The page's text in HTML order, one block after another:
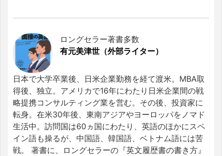
ロングセラー著書多数
有元美津世（外部ライター）
日本で大学卒業後、日米企業勤務を経て渡米。MBA取
得後、独立。アメリカで16年にわたり日米企業間の戦
略提携コンサルティング業を営む。その後、投資家に
転身。在米30年後、東南アジアやヨーロッパをノマド
生活中。訪問国は60ヵ国にわたり、英語のほかにスペ
イン語も操るが、中国語、韓国語、ベトナム語には苦
戦。 著書に、ロングセラーの『英文履歴書の書き方』